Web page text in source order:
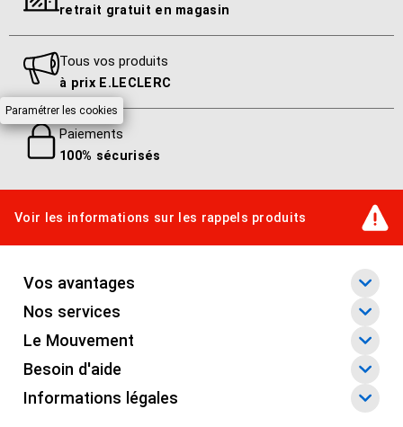
Nombre de disque(s)
2
retrait gratuit en magasin
Tous vos produits
à prix E.LECLERC
Paiements
100% sécurisés
Voir les informations sur les rappels produits
Vos avantages
Nos services
Le Mouvement
Besoin d'aide
Informations légales
Paramétrer les cookies